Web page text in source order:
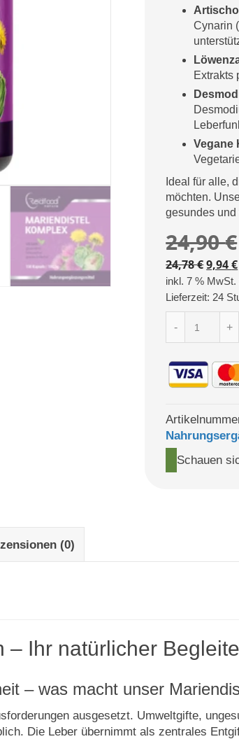
Cynarin
Extrakts
Vegane
Ideal für alle,
möchten.
gesundes
24,90€
24,78€9,94€
inkl. 7 %
Lieferzeit: 24
-
Komplex
Menge
+
Schauen
(0)
– Ihr natürlicher
– was macht unser
ausgesetzt. Umweltgifte,
Die Leber übernimmt als zentrales